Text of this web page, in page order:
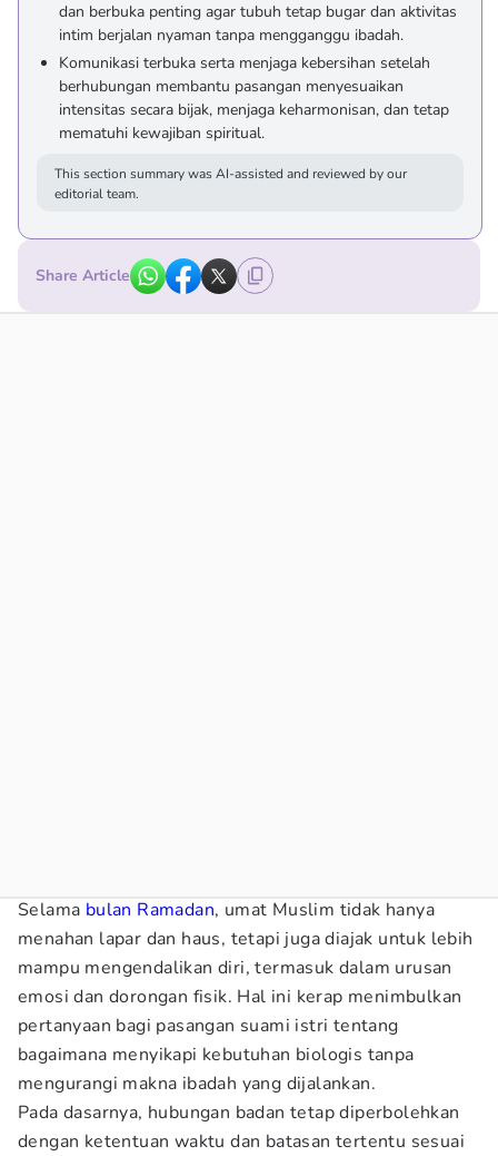
dan berbuka penting agar tubuh tetap bugar dan aktivitas
intim berjalan nyaman tanpa mengganggu ibadah.
Komunikasi terbuka serta menjaga kebersihan setelah
berhubungan membantu pasangan menyesuaikan
intensitas secara bijak, menjaga keharmonisan, dan tetap
mematuhi kewajiban spiritual.
This section summary was AI-assisted and reviewed by our
editorial team.
Share Article
Selama bulan Ramadan, umat Muslim tidak hanya
menahan lapar dan haus, tetapi juga diajak untuk lebih
mampu mengendalikan diri, termasuk dalam urusan
emosi dan dorongan fisik. Hal ini kerap menimbulkan
pertanyaan bagi pasangan suami istri tentang
bagaimana menyikapi kebutuhan biologis tanpa
mengurangi makna ibadah yang dijalankan.
Pada dasarnya, hubungan badan tetap diperbolehkan
dengan ketentuan waktu dan batasan tertentu sesuai